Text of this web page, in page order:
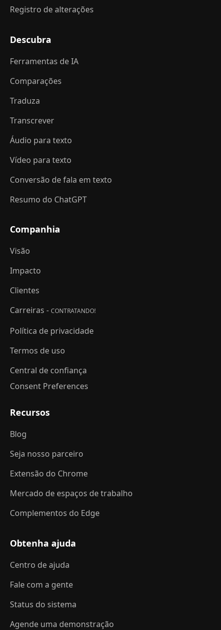
Registro de alterações
Descubra
Ferramentas de IA
Comparações
Traduza
Transcrever
Áudio para texto
Vídeo para texto
Conversão de fala em texto
Resumo do ChatGPT
Companhia
Visão
Impacto
Clientes
Carreiras - CONTRATANDO!
Política de privacidade
Termos de uso
Central de confiança
Consent Preferences
Recursos
Blog
Seja nosso parceiro
Extensão do Chrome
Mercado de espaços de trabalho
Complementos do Edge
Obtenha ajuda
Centro de ajuda
Fale com a gente
Status do sistema
Agende uma demonstração